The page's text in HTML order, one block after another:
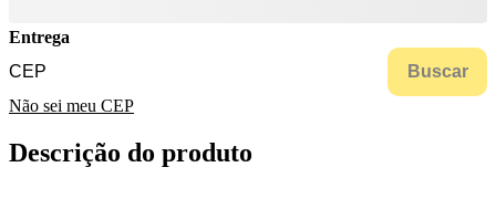
Entrega
Buscar
Não sei meu CEP
Descrição do produto